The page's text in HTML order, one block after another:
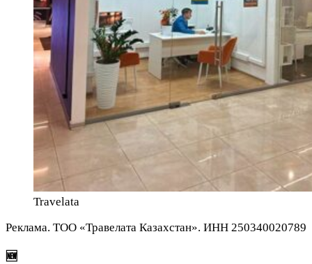
Travelata
Реклама. ТОО «Травелата Казахстан». ИНН 250340020789
🆕